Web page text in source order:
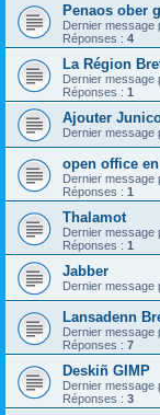
Penaos ober
Dernier message
Réponses : 4
La Région
Dernier message
Réponses : 1
Ajouter
Dernier message
open office
Dernier message
Réponses : 1
Thalamot
Dernier message
Réponses : 1
Jabber
Dernier message
Lansadenn
Dernier message
Réponses : 7
Deskiñ GIMP
Dernier message
Réponses : 3